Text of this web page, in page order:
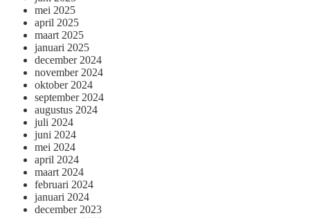
mei 2025
april 2025
maart 2025
januari 2025
december 2024
november 2024
oktober 2024
september 2024
augustus 2024
juli 2024
juni 2024
mei 2024
april 2024
maart 2024
februari 2024
januari 2024
december 2023